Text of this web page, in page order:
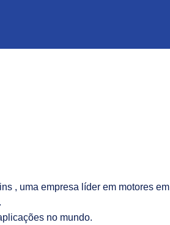
, uma empresa líder em motores em
no mundo.